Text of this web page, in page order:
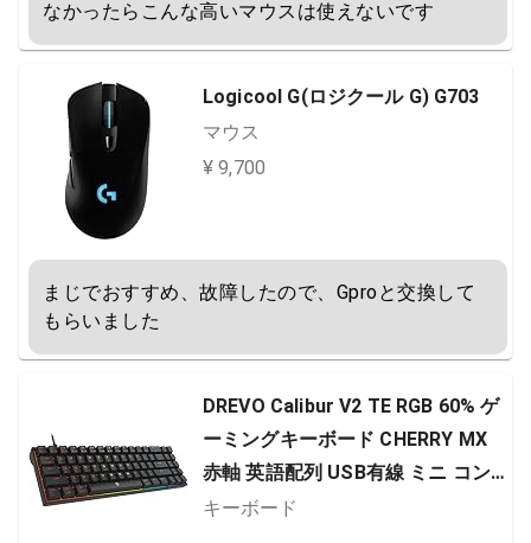
なかったらこんな高いマウスは使えないです
Logicool G(ロジクール G) G703
マウス
¥ 9,700
まじでおすすめ、故障したので、Gproと交換して
もらいました
DREVO Calibur V2 TE RGB 60% ゲ
ーミングキーボード CHERRY MX
赤軸 英語配列 USB有線 ミニ コン
パクト 71キー テンキーレス メカニ
キーボード